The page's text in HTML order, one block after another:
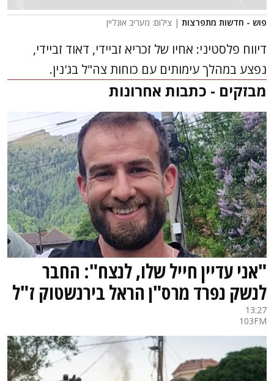
פוש - חדשות מתפרצות | צילום: מעריב אונליין
דיווח פלסטיני: אחיו של זכריא זביידי, דאוד זביידי,
נפצע במהלך עימותים עם כוחות צה"ל בג'נין.
מבזקים - כתבות אחרונות
"אני עדיין חייל שלו, לנצח": החבר
לנשק נפרד מרס"ן הראל בירנשטוק ז"ל
13:27
103FM